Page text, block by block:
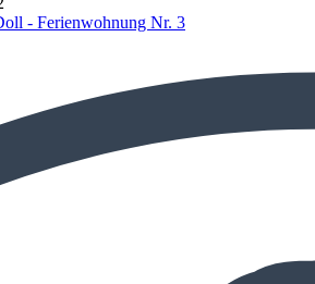
- Ferienwohnung Nr. 3